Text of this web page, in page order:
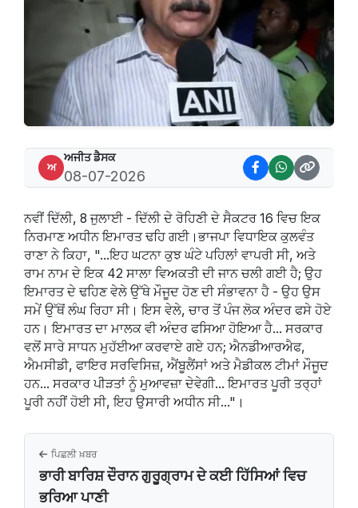
ਅ
ਅਜੀਤ ਡੈਸਕ
08-07-2026
ਨਵੀਂ ਦਿੱਲੀ, 8 ਜੁਲਾਈ - ਦਿੱਲੀ ਦੇ ਰੋਹਿਣੀ ਦੇ ਸੈਕਟਰ 16 ਵਿਚ ਇਕ
ਨਿਰਮਾਣ ਅਧੀਨ ਇਮਾਰਤ ਢਹਿ ਗਈ।ਭਾਜਪਾ ਵਿਧਾਇਕ ਕੁਲਵੰਤ
ਰਾਣਾ ਨੇ ਕਿਹਾ, "...ਇਹ ਘਟਨਾ ਕੁਝ ਘੰਟੇ ਪਹਿਲਾਂ ਵਾਪਰੀ ਸੀ, ਅਤੇ
ਰਾਮ ਨਾਮ ਦੇ ਇਕ 42 ਸਾਲਾ ਵਿਅਕਤੀ ਦੀ ਜਾਨ ਚਲੀ ਗਈ ਹੈ; ਉਹ
ਇਮਾਰਤ ਦੇ ਢਹਿਣ ਵੇਲੇ ਉੱਥੇ ਮੌਜੂਦ ਹੋਣ ਦੀ ਸੰਭਾਵਨਾ ਹੈ - ਉਹ ਉਸ
ਸਮੇਂ ਉੱਥੋਂ ਲੰਘ ਰਿਹਾ ਸੀ। ਇਸ ਵੇਲੇ, ਚਾਰ ਤੋਂ ਪੰਜ ਲੋਕ ਅੰਦਰ ਫਸੇ ਹੋਏ
ਹਨ। ਇਮਾਰਤ ਦਾ ਮਾਲਕ ਵੀ ਅੰਦਰ ਫਸਿਆ ਹੋਇਆ ਹੈ... ਸਰਕਾਰ
ਵਲੋਂ ਸਾਰੇ ਸਾਧਨ ਮੁਹੱਈਆ ਕਰਵਾਏ ਗਏ ਹਨ; ਐਨਡੀਆਰਐਫ,
ਐਮਸੀਡੀ, ਫਾਇਰ ਸਰਵਿਸਿਜ਼, ਐਂਬੂਲੈਂਸਾਂ ਅਤੇ ਮੈਡੀਕਲ ਟੀਮਾਂ ਮੌਜੂਦ
ਹਨ... ਸਰਕਾਰ ਪੀੜਤਾਂ ਨੂੰ ਮੁਆਵਜ਼ਾ ਦੇਵੇਗੀ... ਇਮਾਰਤ ਪੂਰੀ ਤਰ੍ਹਾਂ
ਪੂਰੀ ਨਹੀਂ ਹੋਈ ਸੀ, ਇਹ ਉਸਾਰੀ ਅਧੀਨ ਸੀ..."।
ਪਿਛਲੀ ਖ਼ਬਰ
ਭਾਰੀ ਬਾਰਿਸ਼ ਦੌਰਾਨ ਗੁਰੂਗ੍ਰਾਮ ਦੇ ਕਈ ਹਿੱਸਿਆਂ ਵਿਚ
ਭਰਿਆ ਪਾਣੀ